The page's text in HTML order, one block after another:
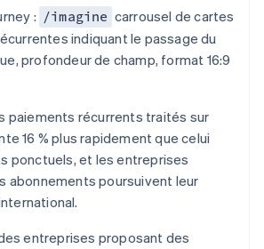
évolutions
fraude
en ligne
Stripe App Marketplace
: /imagine carrousel de cartes
indiquant le passage du
profondeur de champ, format 16:9
paiements récurrents traités sur
16 % plus rapidement que celui
ponctuels, et les entreprises
abonnements poursuivent leur
entreprises proposant des